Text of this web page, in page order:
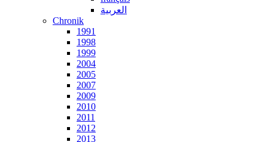
العربية
Chronik
1991
1998
1999
2004
2005
2007
2009
2010
2011
2012
2013